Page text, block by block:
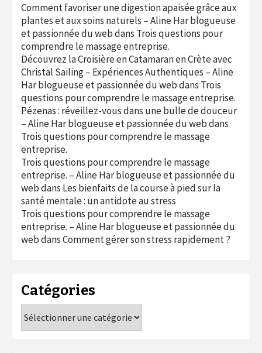
Comment favoriser une digestion apaisée grâce aux
plantes et aux soins naturels – Aline Har blogueuse
et passionnée du webdans Trois questions pour
comprendre le massage entreprise.
Découvrez la Croisière en Catamaran en Crète avec
Christal Sailing – Expériences Authentiques – Aline
Har blogueuse et passionnée du webdans Trois
questions pour comprendre le massage entreprise.
Pézenas : réveillez-vous dans une bulle de douceur
– Aline Har blogueuse et passionnée du webdans
Trois questions pour comprendre le massage
entreprise.
Trois questions pour comprendre le massage
entreprise. – Aline Har blogueuse et passionnée du
webdans Les bienfaits de la course à pied sur la
santé mentale : un antidote au stress
Trois questions pour comprendre le massage
entreprise. – Aline Har blogueuse et passionnée du
webdansComment gérer son stress rapidement ?
Catégories